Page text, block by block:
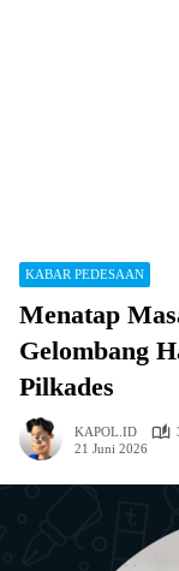
KABAR PEDESAAN
Menatap
Gelombang
Pilkades
KAPOL.ID
21 Juni 2026